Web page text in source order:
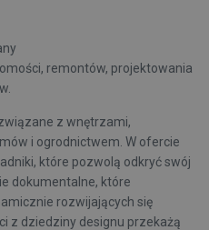
remontów, projektowania
z wnętrzami,
i ogrodnictwem. W ofercie
które pozwolą odkryć swój
dokumentalne, które
rozwijających się
z dziedziny designu przekażą